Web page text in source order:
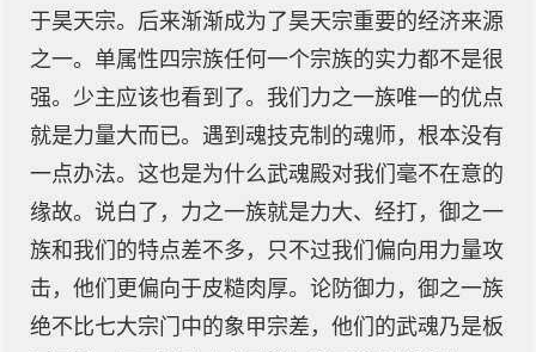
于昊天宗。后来渐渐成为了昊天宗重要的经济来源
之一。单属性四宗族任何一个宗族的实力都不是很
强。少主应该也看到了。我们力之一族唯一的优点
就是力量大而已。遇到魂技克制的魂师，根本没有
一点办法。这也是为什么武魂殿对我们毫不在意的
缘故。说白了，力之一族就是力大、经打，御之一
族和我们的特点差不多，只不过我们偏向用力量攻
击，他们更偏向于皮糙肉厚。论防御力，御之一族
绝不比七大宗门中的象甲宗差，他们的武魂乃是板